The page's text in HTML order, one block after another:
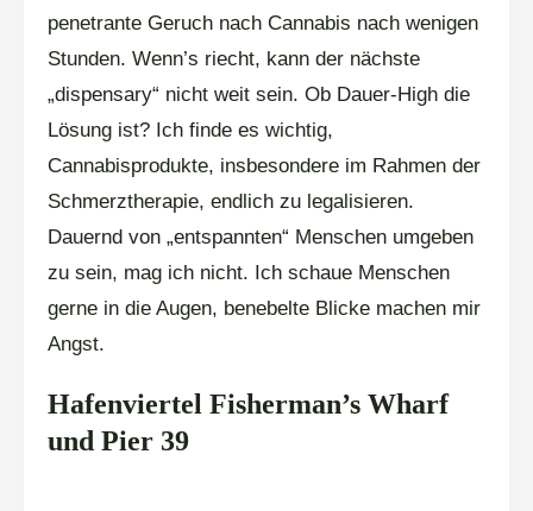
penetrante Geruch nach Cannabis nach wenigen
Stunden. Wenn’s riecht, kann der nächste
„dispensary“ nicht weit sein. Ob Dauer-High die
Lösung ist? Ich finde es wichtig,
Cannabisprodukte, insbesondere im Rahmen der
Schmerztherapie, endlich zu legalisieren.
Dauernd von „entspannten“ Menschen umgeben
zu sein, mag ich nicht. Ich schaue Menschen
gerne in die Augen, benebelte Blicke machen mir
Angst.
Hafenviertel Fisherman’s Wharf
und Pier 39